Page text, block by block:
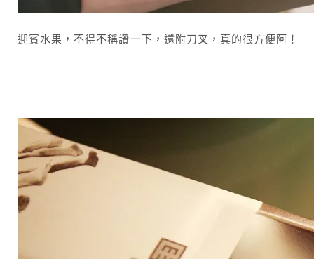
迎賓水果，不得不稱讚一下，還附刀叉，真的很方便阿！